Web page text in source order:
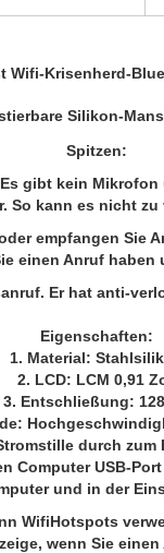
Wifi-Krisenherd-
Silikon-
Spitzen:
gibt kein
So kann es nicht zu
empfangen Sie
einen Anruf haben
Er hat anti-
Eigenschaften:
1. Material:
2. LCD: LCM 0,91
3. Entschließung:
durch zum
Computer USB-
und in der
WifiHotspots
wenn Sie